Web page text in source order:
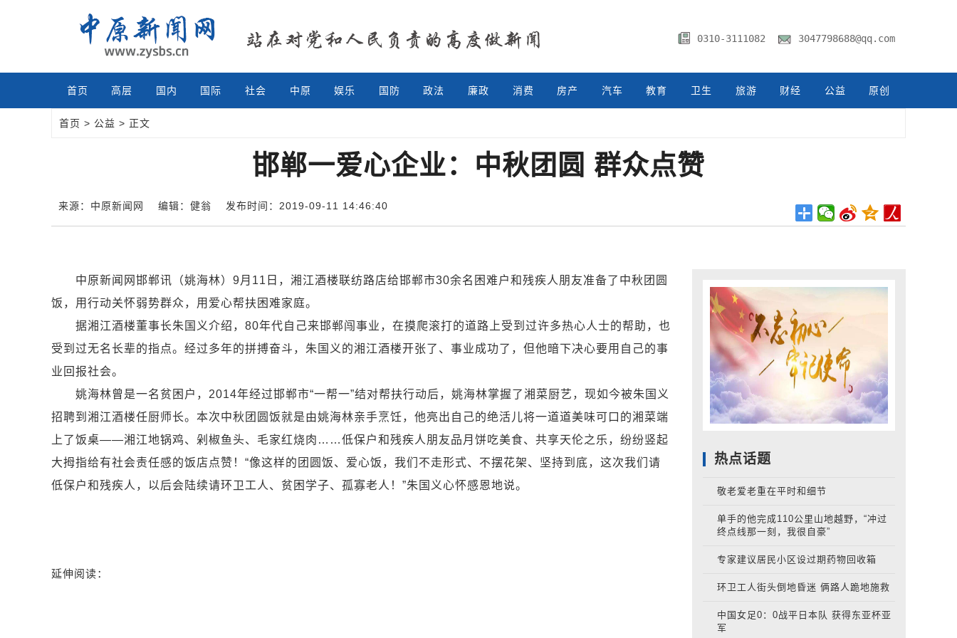
0310-3111082 3047798688@qq.com
首页 高层 国内 国际 社会 中原 娱乐 国防 政法 廉政 消费 房产 汽车 教育 卫生 旅游 财经 公益 原创
首页 > 公益 > 正文
邯郸一爱心企业：中秋团圆 群众点赞
来源：中原新闻网 编辑：健翁 发布时间：2019-09-11 14:46:40
中原新闻网邯郸讯（姚海林）9月11日，湘江酒楼联纺路店给邯郸市30余名困难户和残疾人朋友准备了中秋团圆
饭，用行动关怀弱势群众，用爱心帮扶困难家庭。
据湘江酒楼董事长朱国义介绍，80年代自己来邯郸闯事业，在摸爬滚打的道路上受到过许多热心人士的帮助，也
受到过无名长辈的指点。经过多年的拼搏奋斗，朱国义的湘江酒楼开张了、事业成功了，但他暗下决心要用自己的事
业回报社会。
姚海林曾是一名贫困户，2014年经过邯郸市“一帮一”结对帮扶行动后，姚海林掌握了湘菜厨艺，现如今被朱国义
招聘到湘江酒楼任厨师长。本次中秋团圆饭就是由姚海林亲手烹饪，他亮出自己的绝活儿将一道道美味可口的湘菜端
上了饭桌——湘江地锅鸡、剁椒鱼头、毛家红烧肉……低保户和残疾人朋友品月饼吃美食、共享天伦之乐，纷纷竖起
大拇指给有社会责任感的饭店点赞！“像这样的团圆饭、爱心饭，我们不走形式、不摆花架、坚持到底，这次我们请
低保户和残疾人，以后会陆续请环卫工人、贫困学子、孤寡老人！”朱国义心怀感恩地说。
延伸阅读：
热点话题
敬老爱老重在平时和细节
单手的他完成110公里山地越野，“冲过
终点线那一刻，我很自豪”
专家建议居民小区设过期药物回收箱
环卫工人街头倒地昏迷 俩路人跪地施救
中国女足0：0战平日本队 获得东亚杯亚
军